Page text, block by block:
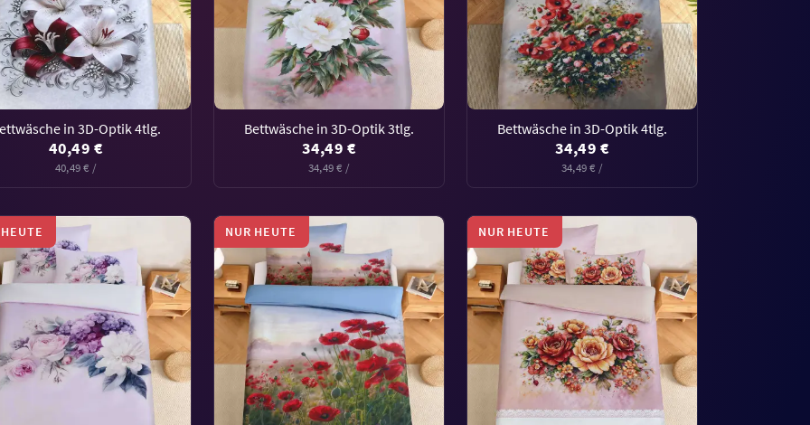
in 3D-Optik 4tlg.
40,49 €
40,49 € /
Bettwäsche in 3D-Optik 3tlg.
34,49 €
34,49 € /
Bettwäsche in 3D-Optik 4tlg.
34,49 €
34,49 € /
NUR HEUTE NUR HEUTE